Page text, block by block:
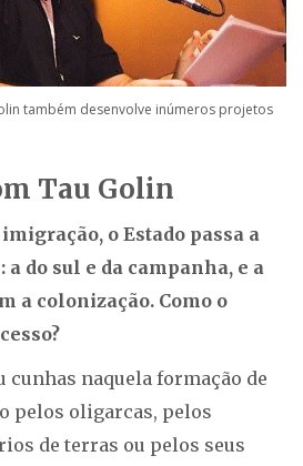
também desenvolve inúmeros projetos
Tau Golin
o Estado passa a
do sul e da campanha, e a
a colonização. Como o
cunhas naquela formação de
pelos oligarcas, pelos
de terras ou pelos seus